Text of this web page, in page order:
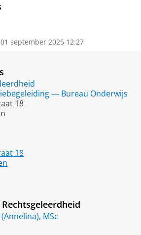
01 september 2025 12:27
— Bureau Onderwijs
18
18
MSc